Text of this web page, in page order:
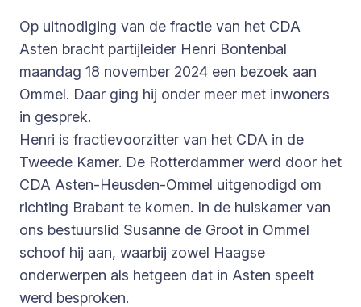
Op uitnodiging van de fractie van het CDA
Asten bracht partijleider Henri Bontenbal
maandag 18 november 2024 een bezoek aan
Ommel. Daar ging hij onder meer met inwoners
in gesprek.
Henri is fractievoorzitter van het CDA in de
Tweede Kamer. De Rotterdammer werd door het
CDA Asten-Heusden-Ommel uitgenodigd om
richting Brabant te komen. In de huiskamer van
ons bestuurslid Susanne de Groot in Ommel
schoof hij aan, waarbij zowel Haagse
onderwerpen als hetgeen dat in Asten speelt
werd besproken.